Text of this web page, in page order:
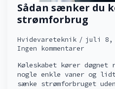
Sådan sænker du
strømforbrug
Hvidevareteknik
juli 8,
Ingen kommentarer
Køleskabet kører døgnet
nogle enkle vaner og
sænke strømforbruget